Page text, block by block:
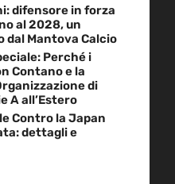
difensore in forza
al 2028, un
Mantova Calcio
Perché i
Contano e la
di
A all’Estero
Contro la Japan
dettagli e